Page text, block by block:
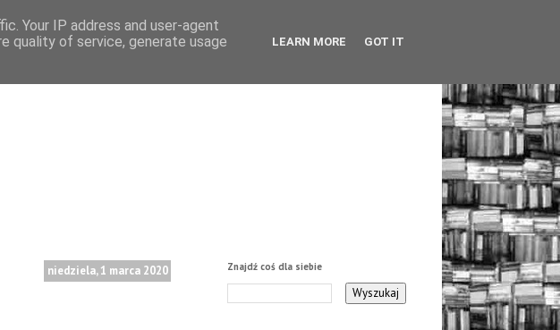
niedziela, 1 marca 2020 Znajdź coś dla siebie
Your IP address and user-agent
quality of service, generate usage
LEARN MORE GOT IT